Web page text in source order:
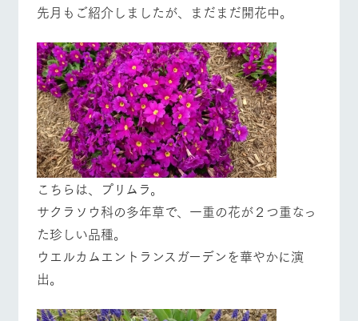
先月もご紹介しましたが、まだまだ開花中。
こちらは、プリムラ。
サクラソウ科の多年草で、一重の花が２つ重なっ
た珍しい品種。
ウエルカムエントランスガーデンを華やかに演
出。